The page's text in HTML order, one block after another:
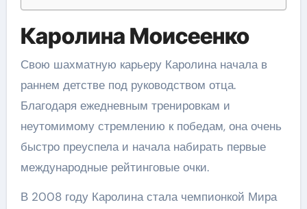
Каролина Моисеенко
Свою шахматную карьеру Каролина начала в
раннем детстве под руководством отца.
Благодаря ежедневным тренировкам и
неутомимому стремлению к победам, она очень
быстро преуспела и начала набирать первые
международные рейтинговые очки.
В 2008 году Каролина стала чемпионкой Мира